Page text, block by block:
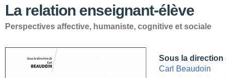
La relation enseignant-élève
Perspectives affective, humaniste, cognitive et sociale
Sous la direction
Carl Beaudoin